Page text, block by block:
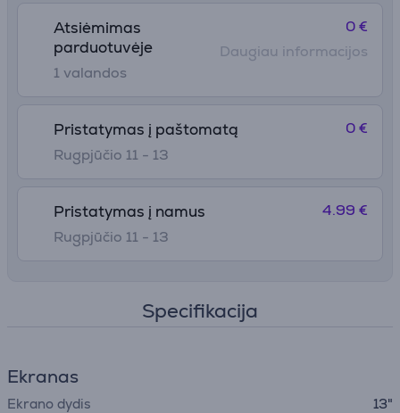
Atsiėmimas
parduotuvėje
1 valandos
0 €
Daugiau informacijos
Pristatymas į paštomatą
Rugpjūčio 11 - 13
0 €
Pristatymas į namus
Rugpjūčio 11 - 13
4.99 €
Specifikacija
Ekranas
Ekrano dydis
13"